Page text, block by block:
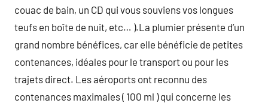
couac de bain, un CD qui vous souviens vos longues
teufs en boîte de nuit, etc… ).La plumier présente d’un
grand nombre bénéfices, car elle bénéficie de petites
contenances, idéales pour le transport ou pour les
trajets direct. Les aéroports ont reconnu des
contenances maximales ( 100 ml ) qui concerne les